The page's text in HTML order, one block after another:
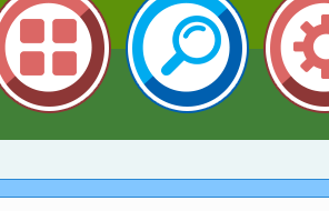
導老師王老師、
語競賽國小朗讀
師林老師
校參加桃園市中
瑛教師榮獲教
校參與2026世